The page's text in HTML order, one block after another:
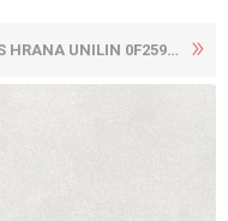
UNILIN 0F259 M02 ...